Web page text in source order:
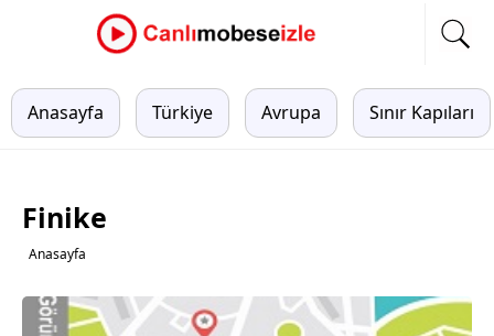
Anasayfa Türkiye Avrupa Sınır Kapıları
Finike
Anasayfa